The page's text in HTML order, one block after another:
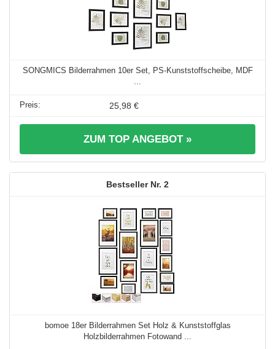
SONGMICS Bilderrahmen 10er Set, PS-Kunststoffscheibe, MDF
25,98 €
ZUM TOP ANGEBOT »
2
bomoe 18er Bilderrahmen Set Holz & Kunststoffglas
Holzbilderrahmen Fotowand ...